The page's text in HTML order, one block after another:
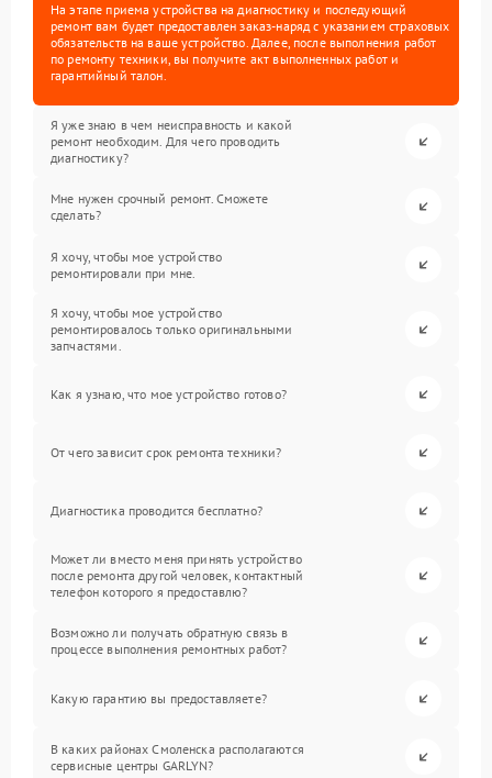
На этапе приема устройства на диагностику и последующий
ремонт вам будет предоставлен заказ-наряд с указанием страховых
обязательств на ваше устройство. Далее, после выполнения работ
по ремонту техники, вы получите акт выполненных работ и
гарантийный талон.
Я уже знаю в чем неисправность и какой
ремонт необходим. Для чего проводить
диагностику?
Мне нужен срочный ремонт. Сможете
сделать?
Я хочу, чтобы мое устройство
ремонтировали при мне.
Я хочу, чтобы мое устройство
ремонтировалось только оригинальными
запчастями.
Как я узнаю, что мое устройство готово?
От чего зависит срок ремонта техники?
Диагностика проводится бесплатно?
Может ли вместо меня принять устройство
после ремонта другой человек, контактный
телефон которого я предоставлю?
Возможно ли получать обратную связь в
процессе выполнения ремонтных работ?
Какую гарантию вы предоставляете?
В каких районах Смоленска располагаются
сервисные центры GARLYN?